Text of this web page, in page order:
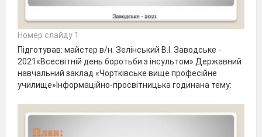
Номер слайду 1
Підготував: майстер в/н. Зелінський В.І. Заводське -
2021«Всесвітній день боротьби з інсультом» Державний
навчальний заклад «Чортківське вище професійне
училище»Інформаційно-просвітницька годинана тему: